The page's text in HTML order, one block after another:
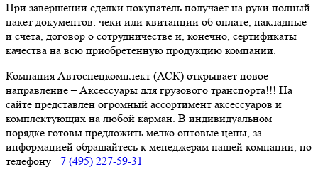
При завершении сделки покупатель получает на руки полный
пакет документов: чеки или квитанции об оплате, накладные
и счета, договор о сотрудничестве и, конечно, сертификаты
качества на всю приобретенную продукцию компании.
Компания Автоспецкомплект (АСК) открывает новое
направление – Аксессуары для грузового транспорта!!! На
сайте представлен огромный ассортимент аксессуаров и
комплектующих на любой карман. В индивидуальном
порядке готовы предложить мелко оптовые цены, за
информацией обращайтесь к менеджерам нашей компании, по
телефону +7 (495) 227-59-31